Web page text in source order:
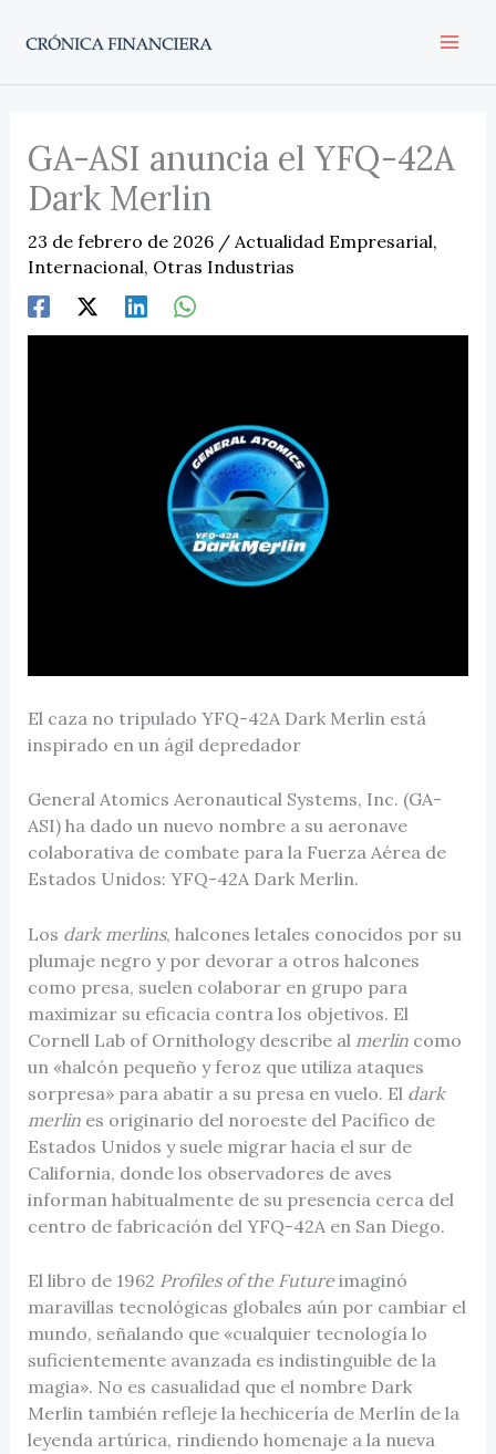
GA-ASI anuncia el YFQ-42A
Dark Merlin
23 de febrero de 2026 / Actualidad Empresarial,
Internacional, Otras Industrias
El caza no tripulado YFQ-42A Dark Merlin está
inspirado en un ágil depredador
General Atomics Aeronautical Systems, Inc. (GA-
ASI) ha dado un nuevo nombre a su aeronave
colaborativa de combate para la Fuerza Aérea de
Estados Unidos: YFQ-42A Dark Merlin.
Los dark merlins, halcones letales conocidos por su
plumaje negro y por devorar a otros halcones
como presa, suelen colaborar en grupo para
maximizar su eficacia contra los objetivos. El
Cornell Lab of Ornithology describe al merlin como
un «halcón pequeño y feroz que utiliza ataques
sorpresa» para abatir a su presa en vuelo. El dark
merlines originario del noroeste del Pacífico de
Estados Unidos y suele migrar hacia el sur de
California, donde los observadores de aves
informan habitualmente de su presencia cerca del
centro de fabricación del YFQ-42A en San Diego.
El libro de 1962 Profiles of the Futureimaginó
maravillas tecnológicas globales aún por cambiar el
mundo, señalando que «cualquier tecnología lo
suficientemente avanzada es indistinguible de la
magia». No es casualidad que el nombre Dark
Merlin también refleje la hechicería de Merlín de la
leyenda artúrica, rindiendo homenaje a la nueva